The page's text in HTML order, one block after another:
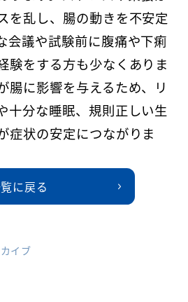
を乱し、腸の動きを不安定
会議や試験前に腹痛や下痢
験をする方も少なくありま
腸に影響を与えるため、リ
十分な睡眠、規則正しい生
症状の安定につながりま
に戻る
イブ